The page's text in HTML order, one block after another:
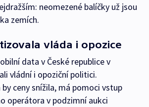
neomezené balíčky už jsou
zemích.
vláda i opozice
data v České republice v
vládní i opoziční politici.
ceny snížila, má pomoci vstup
operátora v podzimní aukci